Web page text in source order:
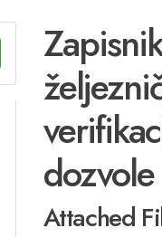
dozvole
Attached